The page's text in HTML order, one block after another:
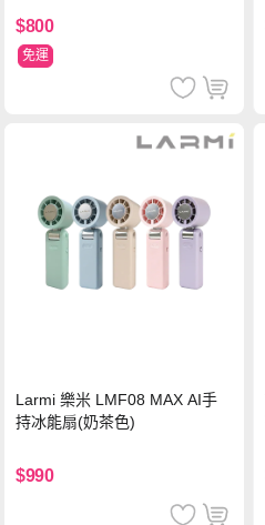
$800
免運
Larmi 樂米 LMF08 MAX AI手
持冰能扇(奶茶色)
$990